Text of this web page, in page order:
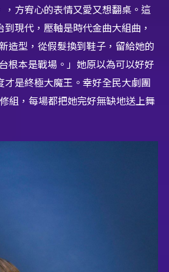
，方宥心的表情又愛又想翻桌。這
現代，壓軸是時代金曲大組曲，
造型，從假髮換到鞋子，留給她的
根本是戰場。」她原以為可以好好
才是終極大魔王。幸好全民大劇團
組，每場都把她完好無缺地送上舞